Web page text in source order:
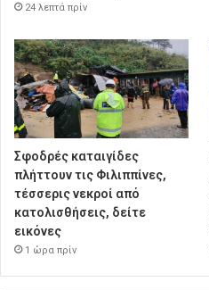
24 λεπτά πρίν
Σφοδρές καταιγίδες
πλήττουν τις Φιλιππίνες,
τέσσερις νεκροί από
κατολισθήσεις, δείτε
εικόνες
1 ώρα πρίν